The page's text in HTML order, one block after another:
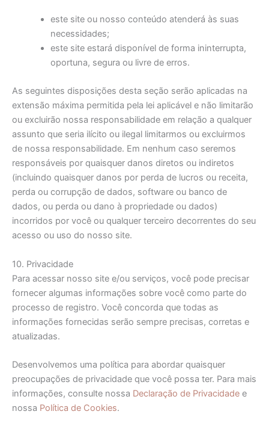
este site ou nosso conteúdo atenderá às suas
necessidades;
este site estará disponível de forma ininterrupta,
oportuna, segura ou livre de erros.
As seguintes disposições desta seção serão aplicadas na
extensão máxima permitida pela lei aplicável e não limitarão
ou excluirão nossa responsabilidade em relação a qualquer
assunto que seria ilícito ou ilegal limitarmos ou excluirmos
de nossa responsabilidade. Em nenhum caso seremos
responsáveis por quaisquer danos diretos ou indiretos
(incluindo quaisquer danos por perda de lucros ou receita,
perda ou corrupção de dados, software ou banco de
dados, ou perda ou dano à propriedade ou dados)
incorridos por você ou qualquer terceiro decorrentes do seu
acesso ou uso do nosso site.
10. Privacidade
Para acessar nosso site e/ou serviços, você pode precisar
fornecer algumas informações sobre você como parte do
processo de registro. Você concorda que todas as
informações fornecidas serão sempre precisas, corretas e
atualizadas.
Desenvolvemos uma política para abordar quaisquer
preocupações de privacidade que você possa ter. Para mais
informações, consulte nossa Declaração de Privacidade e
nossa Política de Cookies.